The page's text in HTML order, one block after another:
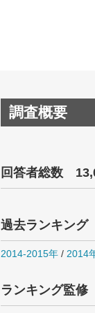
調査概要
回答者総数
過去ランキング
2014-2015年 / 2014
ランキング監修